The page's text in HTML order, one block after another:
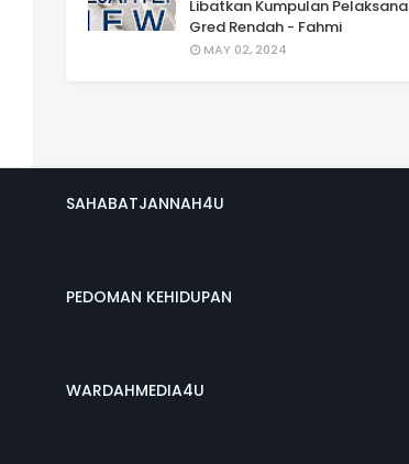
Libatkan Kumpulan Pelaksana
Gred Rendah - Fahmi
MAY 02, 2024
SAHABATJANNAH4U
PEDOMAN KEHIDUPAN
WARDAHMEDIA4U